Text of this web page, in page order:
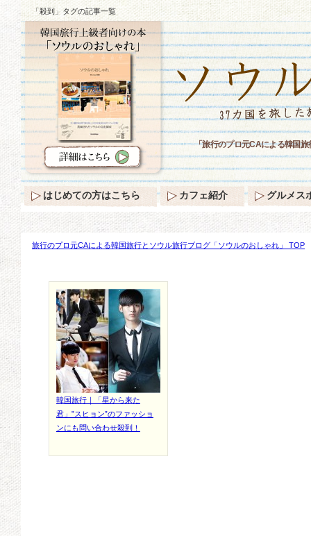
「殺到」タグの記事一覧
旅行のプロ元CAによる韓国旅行とソウル旅行ブログ「ソウルのおしゃれ」 TOP
韓国旅行｜「星から来た
君」”スヒョン”のファッショ
ンにも問い合わせ殺到！
「旅行のプロ元CAによる韓国
はじめての方はこちら カフェ紹介 グルメス